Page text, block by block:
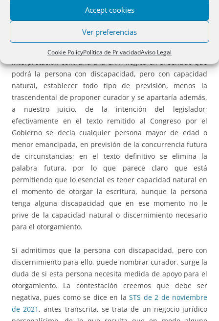
Accept cookies
Ver preferencias
Cookie PolicyPolítica de PrivacidadAviso Legal
ha de suceder y disponer o preparar medios contra futuras
contingencias. Está discurriendo en futuro, lo que podría
hacernos pensar que si la persona tiene ya discapacidad
no podría proponer la autocuratela. Ello sería una
interpretación contraria a la CNY, ilógica en el sentido que
podrá la persona con discapacidad, pero con capacidad
natural, establecer todo tipo de previsión, menos la
trascendental de proponer curador y se apartaría además,
a nuestro juicio, de la intención del legislador;
efectivamente en el texto remitido al Congreso por el
Gobierno se decía cualquier persona mayor de edad o
menor emancipada, en previsión de la concurrencia futura
de circunstancias; en el texto definitivo se elimina la
palabra futura, por lo que parece claro que está
permitiendo que lo esencial es tener capacidad natural en
el momento de otorgar la escritura, aunque la persona
tenga alguna discapacidad que en ese momento no le
prive de la capacidad natural o discernimiento necesario
para el otorgamiento.
Si admitimos que la persona con discapacidad, pero con
discernimiento para ello, puede nombrar curador, surge la
duda de si esta persona necesita medida de apoyo para el
otorgamiento. La contestación creemos que debe ser
negativa, pues como se dice en laSTS de 2 de noviembre
de 2021 , antes transcrita, se trata de un negocio jurídico